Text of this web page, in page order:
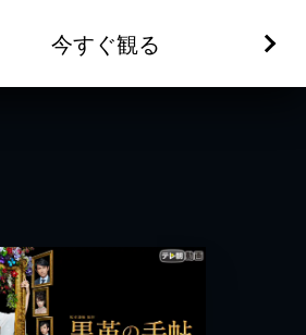
今すぐ観る